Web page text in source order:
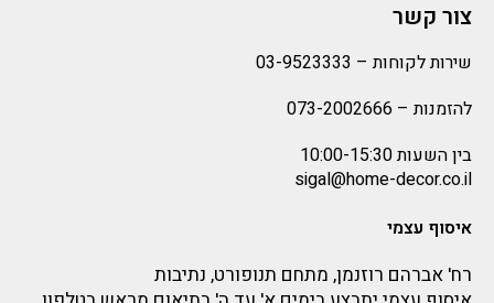
צור קשר
שירות לקוחות – 03-9523333
להזמנות – 073-2002666
בין השעות 10:00-15:30
sigal@home-decor.co.il
איסוף עצמי
רח' אברהם רוזנמן, מתחם תנופורט, נתיבות